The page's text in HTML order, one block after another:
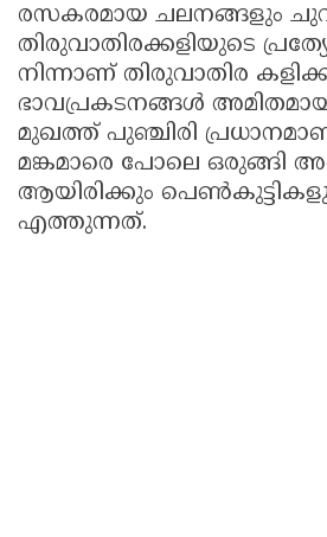
രസകരമായ ചലനങ്ങളും
തിരുവാതിരക്കളിയുടെ
നിന്നാണ് തിരുവാതിര
ഭാവപ്രകടനങ്ങള്‍
മുഖത്ത് പുഞ്ചിരി
മങ്കമാരെ പോലെ ഒരുങ്ങി
ആയിരിക്കും
എത്തുന്നത്.